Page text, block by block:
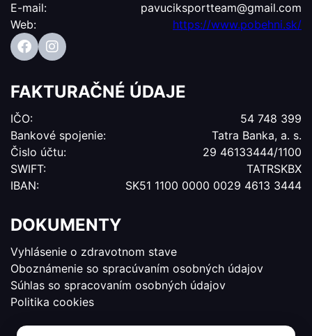
E-mail:
pavuciksportteam@gmail.com
Web:
https://www.pobehni.sk/
FAKTURAČNÉ ÚDAJE
IČO:
54 748 399
Bankové spojenie:
Tatra Banka, a. s.
Čislo účtu:
29 46133444/1100
SWIFT:
TATRSKBX
IBAN:
SK51 1100 0000 0029 4613 3444
DOKUMENTY
Vyhlásenie o zdravotnom stave
Oboznámenie so spracúvaním osobných údajov
Súhlas so spracovaním osobných údajov
Politika cookies